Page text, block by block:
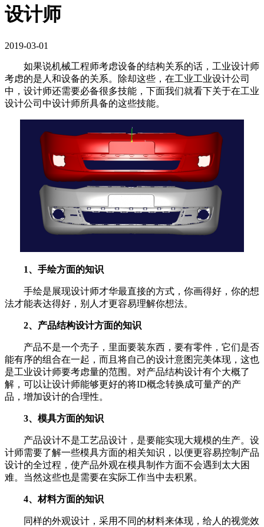
设计师
2019-03-01
如果说机械工程师考虑设备的结构关系的话，工业设计师
考虑的是人和设备的关系。除却这些，在工业工业设计公司
中，设计师还需要必备很多技能，下面我们就看下关于在工业
设计公司中设计师所具备的这些技能。
1、手绘方面的知识
手绘是展现设计师才华最直接的方式，你画得好，你的想
法才能表达得好，别人才更容易理解你想法。
2、产品结构设计方面的知识
产品不是一个壳子，里面要装东西，要有零件，它们是否
能有序的组合在一起，而且将自己的设计意图完美体现，这也
是工业设计师要考虑量的范围。对产品结构设计有个大概了
解，可以让设计师能够更好的将ID概念转换成可量产的产
品，增加设计的合理性。
3、模具方面的知识
产品设计不是工艺品设计，是要能实现大规模的生产。设
计师需要了解一些模具方面的相关知识，以便更容易控制产品
设计的全过程，使产品外观在模具制作方面不会遇到太大困
难。当然这些也是需要在实际工作当中去积累。
4、材料方面的知识
同样的外观设计，采用不同的材料来体现，给人的视觉效